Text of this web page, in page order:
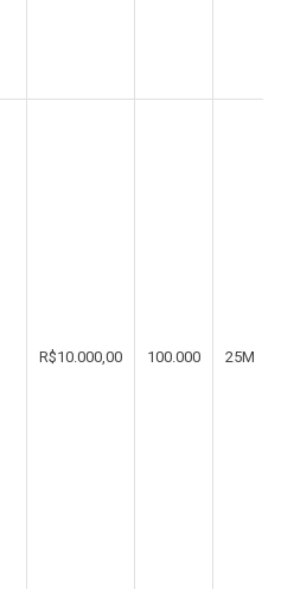
R$10.000,00 100.000 25M